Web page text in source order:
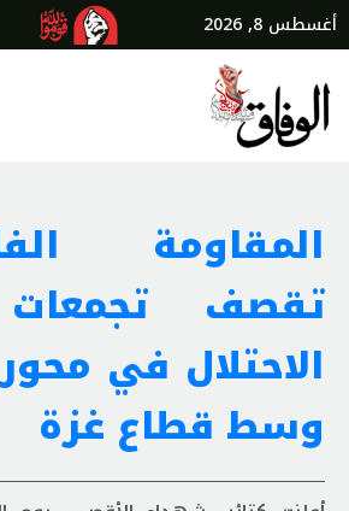
أغسطس 8, 2026
المقاومة
تقصف تجمعات
الاحتلال في
وسط قطاع غزة